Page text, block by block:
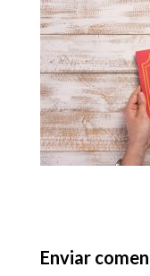
Enviar